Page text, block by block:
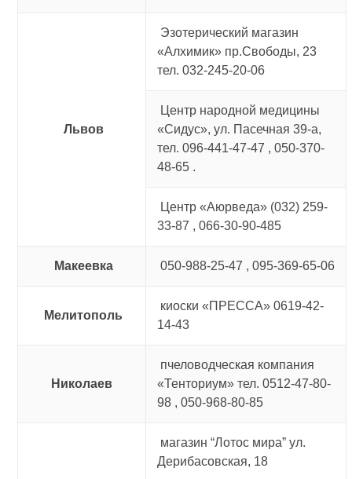
Львов
Эзотерический магазин
«Алхимик» пр.Свободы, 23
тел. 032-245-20-06
Центр народной медицины
«Сидус», ул. Пасечная 39-а,
тел. 096-441-47-47 , 050-370-
48-65 .
Центр «Аюрведа» (032) 259-
33-87 , 066-30-90-485
Макеевка 050-988-25-47 , 095-369-65-06
Мелитополь
киоски «ПРЕССА» 0619-42-
14-43
Николаев
пчеловодческая компания
«Тенториум» тел. 0512-47-80-
98 , 050-968-80-85
магазин “Лотос мира” ул.
Дерибасовская, 18